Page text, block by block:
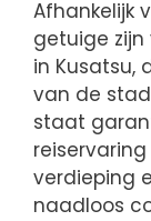
Afhankelijk
getuige zijn
in Kusatsu,
van de stad
staat
verdieping
naadloos